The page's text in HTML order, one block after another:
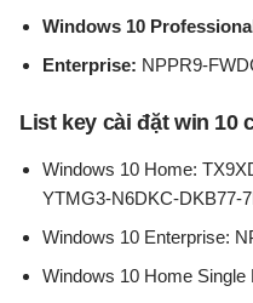
Windows 10
Enterprise: NPPR9-
List key cài đặt win 10
Windows 10 Home:
YTMG3-N6DKC-DKB77-
Windows 10 Enterprise:
Windows 10 Home